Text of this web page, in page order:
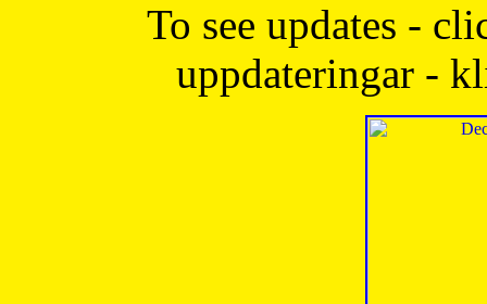
To see updates -
uppdateringar -